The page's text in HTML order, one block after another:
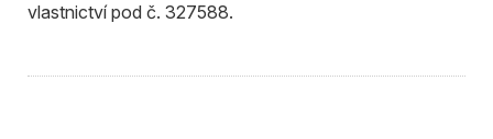
vlastnictví pod č. 327588.